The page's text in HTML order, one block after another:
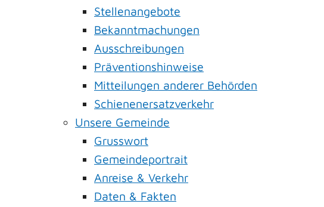
Stellenangebote
Bekanntmachungen
Ausschreibungen
Präventionshinweise
Mitteilungen anderer Behörden
Schienenersatzverkehr
Unsere Gemeinde
Grusswort
Gemeindeportrait
Anreise & Verkehr
Daten & Fakten